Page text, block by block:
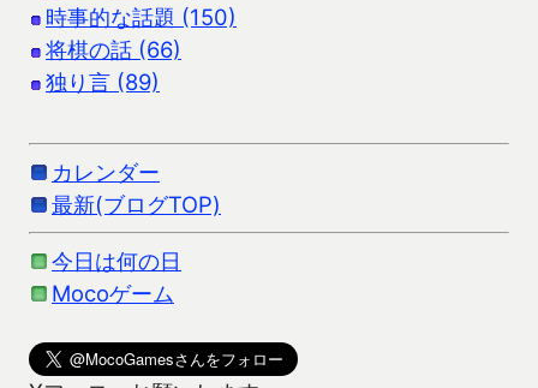
時事的な話題 (150)
将棋の話 (66)
独り言 (89)
カレンダー
最新(ブログTOP)
今日は何の日
Mocoゲーム